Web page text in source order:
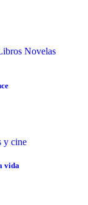
Novelas
y cine
vida